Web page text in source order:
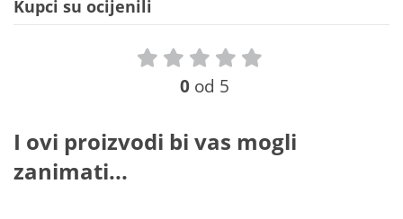
Kupci su ocijenili
0 od 5
I ovi proizvodi bi vas mogli
zanimati...